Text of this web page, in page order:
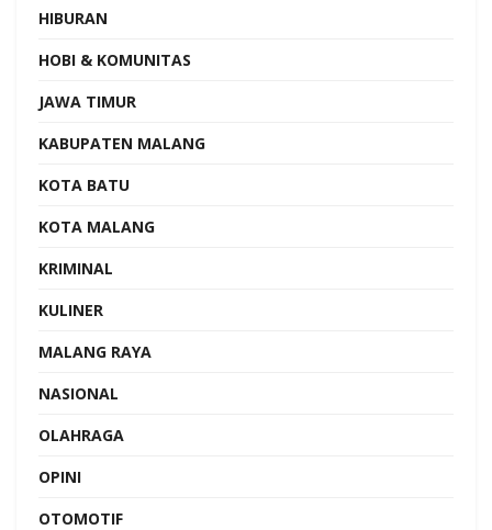
HIBURAN
HOBI & KOMUNITAS
JAWA TIMUR
KABUPATEN MALANG
KOTA BATU
KOTA MALANG
KRIMINAL
KULINER
MALANG RAYA
NASIONAL
OLAHRAGA
OPINI
OTOMOTIF